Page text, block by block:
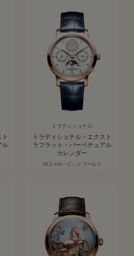
ル
トラディショナル
トラディショナル・エクスト
ラフラット・パーペチュアル
カレンダー
36.5 mm - ピンクゴールド